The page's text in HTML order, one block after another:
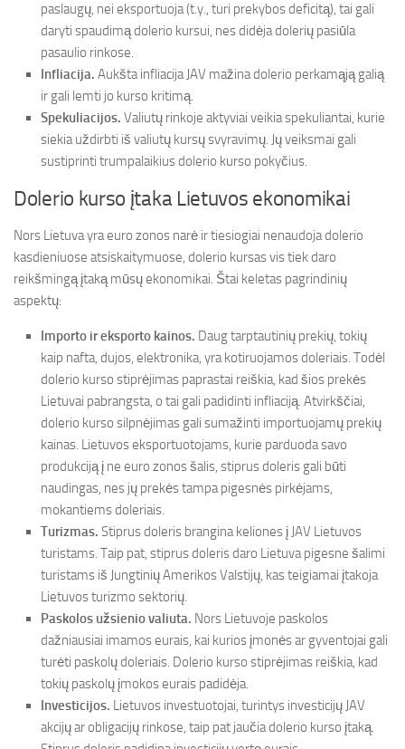
paslaugų, nei eksportuoja (t.y., turi prekybos deficitą), tai gali
daryti spaudimą dolerio kursui, nes didėja dolerių pasiūla
pasaulio rinkose.
Infliacija. Aukšta infliacija JAV mažina dolerio perkamąją galią
ir gali lemti jo kurso kritimą.
Spekuliacijos. Valiutų rinkoje aktyviai veikia spekuliantai, kurie
siekia uždirbti iš valiutų kursų svyravimų. Jų veiksmai gali
sustiprinti trumpalaikius dolerio kurso pokyčius.
Dolerio kurso įtaka Lietuvos ekonomikai
Nors Lietuva yra euro zonos narė ir tiesiogiai nenaudoja dolerio
kasdieniuose atsiskaitymuose, dolerio kursas vis tiek daro
reikšmingą įtaką mūsų ekonomikai. Štai keletas pagrindinių
aspektų:
Importo ir eksporto kainos. Daug tarptautinių prekių, tokių
kaip nafta, dujos, elektronika, yra kotiruojamos doleriais. Todėl
dolerio kurso stiprėjimas paprastai reiškia, kad šios prekės
Lietuvai pabrangsta, o tai gali padidinti infliaciją. Atvirkščiai,
dolerio kurso silpnėjimas gali sumažinti importuojamų prekių
kainas. Lietuvos eksportuotojams, kurie parduoda savo
produkciją į ne euro zonos šalis, stiprus doleris gali būti
naudingas, nes jų prekės tampa pigesnės pirkėjams,
mokantiems doleriais.
Turizmas. Stiprus doleris brangina keliones į JAV Lietuvos
turistams. Taip pat, stiprus doleris daro Lietuva pigesne šalimi
turistams iš Jungtinių Amerikos Valstijų, kas teigiamai įtakoja
Lietuvos turizmo sektorių.
Paskolos užsienio valiuta. Nors Lietuvoje paskolos
dažniausiai imamos eurais, kai kurios įmonės ar gyventojai gali
turėti paskolų doleriais. Dolerio kurso stiprėjimas reiškia, kad
tokių paskolų įmokos eurais padidėja.
Investicijos. Lietuvos investuotojai, turintys investicijų JAV
akcijų ar obligacijų rinkose, taip pat jaučia dolerio kurso įtaką.